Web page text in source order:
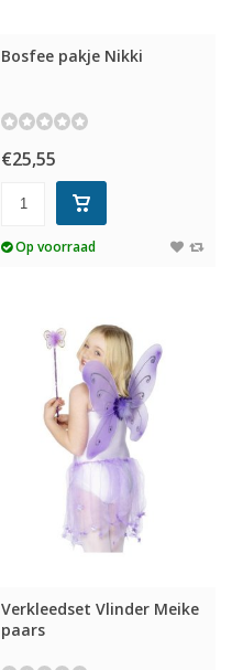
Bosfee pakje Nikki
€25,55
Op voorraad
Verkleedset Vlinder Meike
paars